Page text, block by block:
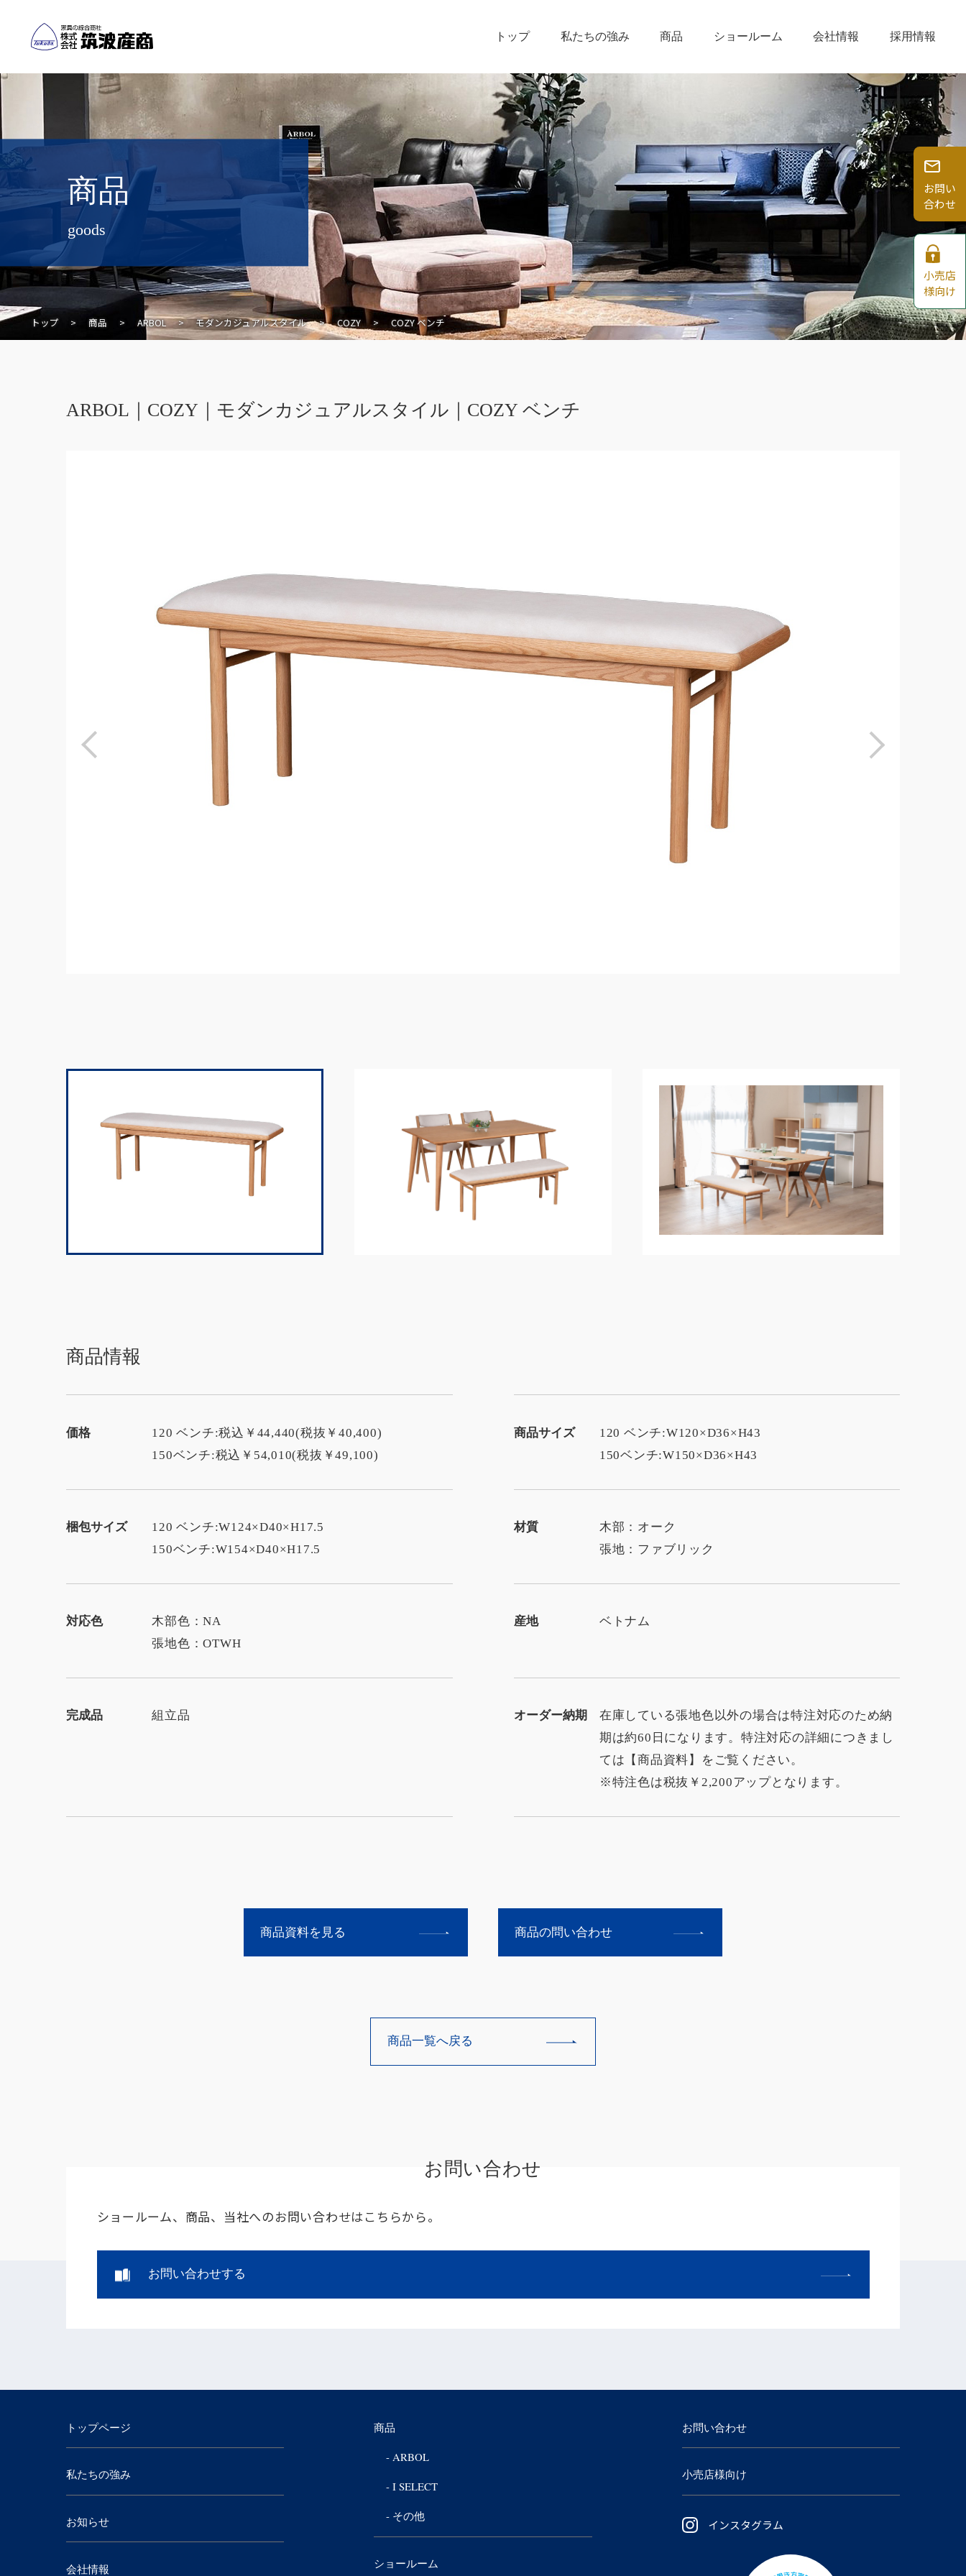
トップ 私たちの強み 商品 ショールーム 会社情報 採用情報
商品
goods
トップ > 商品 > ARBOL > モダンカジュアルスタイル > COZY > COZY ベンチ
ARBOL｜COZY｜モダンカジュアルスタイル｜COZY ベンチ
商品情報
価格
120 ベンチ:税込￥44,440(税抜￥40,400)
150ベンチ:税込￥54,010(税抜￥49,100)
商品サイズ
120 ベンチ:W120×D36×H43
150ベンチ:W150×D36×H43
梱包サイズ
120 ベンチ:W124×D40×H17.5
150ベンチ:W154×D40×H17.5
材質
木部：オーク
張地：ファブリック
対応色
木部色：NA
張地色：OTWH
産地 ベトナム
完成品 組立品 オーダー納期
在庫している張地色以外の場合は特注対応のため納
期は約60日になります。特注対応の詳細につきまし
ては【商品資料】をご覧ください。
※特注色は税抜￥2,200アップとなります。
商品資料を見る 商品の問い合わせ
商品一覧へ戻る
お問い合わせ
ショールーム、商品、当社へのお問い合わせはこちらから。
お問い合わせする
お問い
合わせ
小売店
様向け
トップページ
私たちの強み
お知らせ
会社情報
商品
ARBOL
I SELECT
その他
ショールーム
お問い合わせ
小売店様向け
インスタグラム